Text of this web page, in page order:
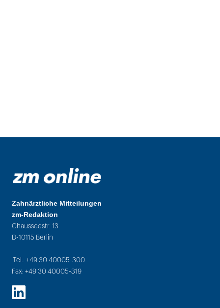
Zahnärztliche Mitteilungen
zm-Redaktion
Chausseestr. 13
D-10115 Berlin
Tel.: +49 30 40005-300
Fax: +49 30 40005-319
LinkedIn